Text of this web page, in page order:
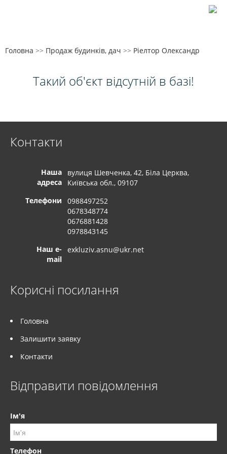
Головна >> Продаж будинків, дач >> Ріелтор Олександр
Такий об'єкт відсутній в базі!
Контакти
Наша
адреса
вулиця Шевченка, 42, Біла Церква,
Київська обл., 09107
Телефони
0988497252
0678348774
0676881428
0978843145
Наш e-
mail
exkluziv.asnu@ukr.net
Корисні посилання
Головна
Залишити заявку
Контакти
Відправити повідомлення
Ім'я
Телефон